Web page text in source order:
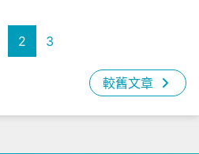
2 3
較舊文章